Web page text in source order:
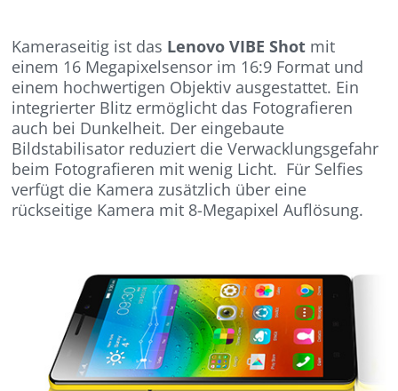
Kameraseitig ist das Lenovo VIBE Shot mit
einem 16 Megapixelsensor im 16:9 Format und
einem hochwertigen Objektiv ausgestattet. Ein
integrierter Blitz ermöglicht das Fotografieren
auch bei Dunkelheit. Der eingebaute
Bildstabilisator reduziert die Verwacklungsgefahr
beim Fotografieren mit wenig Licht. Für Selfies
verfügt die Kamera zusätzlich über eine
rückseitige Kamera mit 8-Megapixel Auflösung.